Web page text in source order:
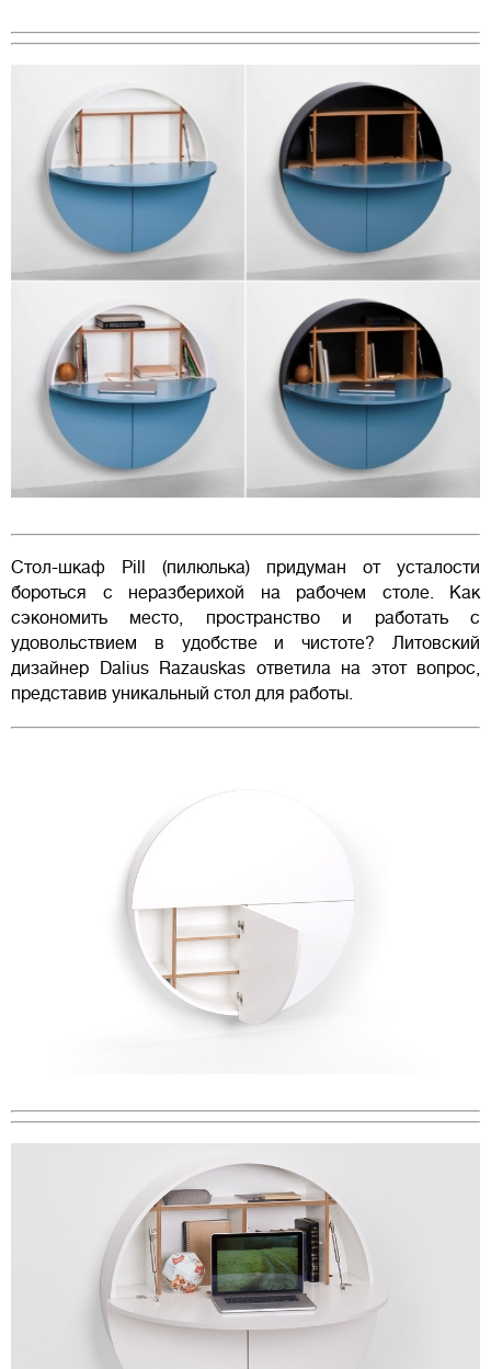
Стол-шкаф Pill (пилюлька) придуман от усталости
бороться с неразберихой на рабочем столе. Как
сэкономить место, пространство и работать с
удовольствием в удобстве и чистоте? Литовский
дизайнер Dalius Razauskas ответила на этот вопрос,
представив уникальный стол для работы.